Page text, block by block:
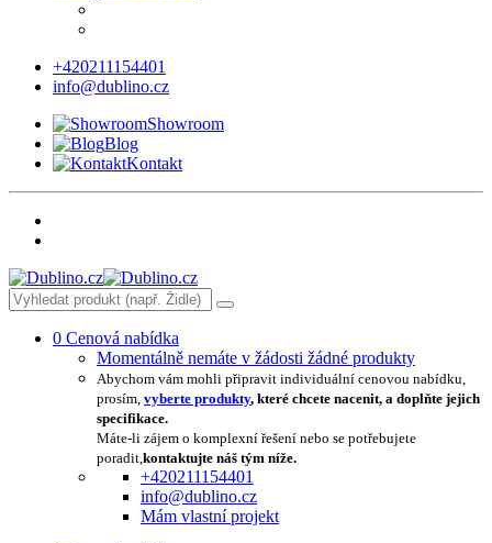
+420211154401
info@dublino.cz
Showroom
Blog
Kontakt
0 Cenová nabídka
Momentálně nemáte v žádosti žádné produkty
Abychom vám mohli připravit individuální cenovou nabídku,
prosím, vyberte produkty, které chcete nacenit, a doplňte jejich
specifikace.
Máte-li zájem o komplexní řešení nebo se potřebujete
poradit,kontaktujte náš tým níže.
+420211154401
info@dublino.cz
Mám vlastní projekt